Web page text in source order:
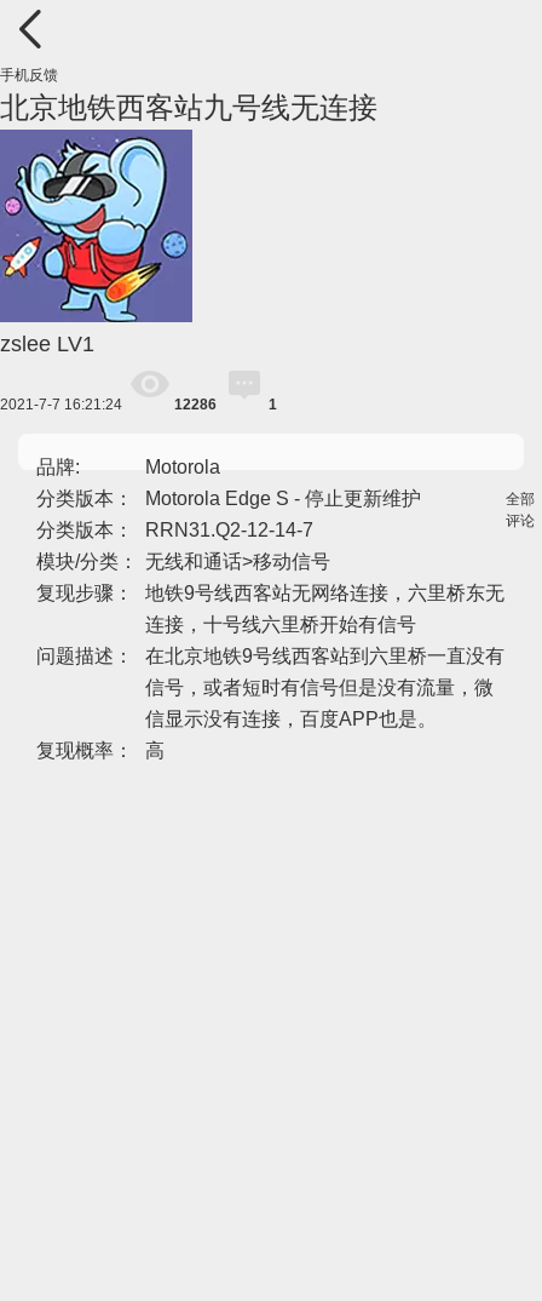
手机反馈
北京地铁西客站九号线无连接
zslee LV1
2021-7-7 16:21:24 12286 1
品牌:
Motorola
分类版本：
Motorola Edge S - 停止更新维护
分类版本：
RRN31.Q2-12-14-7
模块/分类：
无线和通话>移动信号
复现步骤：
地铁9号线西客站无网络连接，六里桥东无
连接，十号线六里桥开始有信号
问题描述：
在北京地铁9号线西客站到六里桥一直没有
信号，或者短时有信号但是没有流量，微
信显示没有连接，百度APP也是。
复现概率：
高
全部
评论